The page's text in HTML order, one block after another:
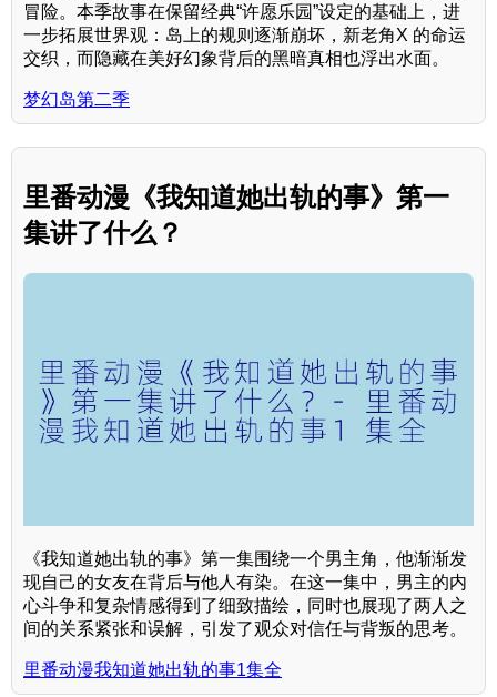
冒险。本季故事在保留经典“许愿乐园”设定的基础上，进
一步拓展世界观：岛上的规则逐渐崩坏，新老角X 的命运
交织，而隐藏在美好幻象背后的黑暗真相也浮出水面。
梦幻岛第二季
里番动漫《我知道她出轨的事》第一
集讲了什么？
《我知道她出轨的事》第一集围绕一个男主角，他渐渐发
现自己的女友在背后与他人有染。在这一集中，男主的内
心斗争和复杂情感得到了细致描绘，同时也展现了两人之
间的关系紧张和误解，引发了观众对信任与背叛的思考。
里番动漫我知道她出轨的事1集全